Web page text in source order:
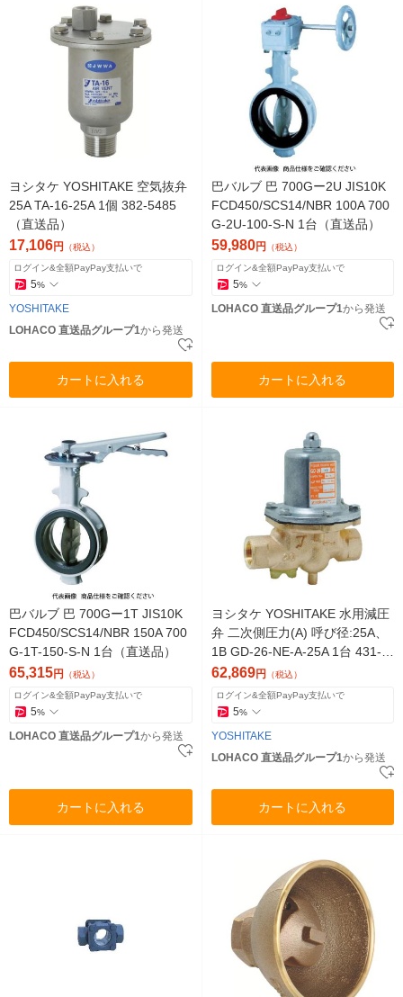
ヨシタケ YOSHITAKE 空気抜弁
25A TA-16-25A 1個 382-5485
（直送品）
17,106円 （税込）
ログイン&全額PayPay支払いで
5%
YOSHITAKE
LOHACO 直送品グループ1から発送
カートに入れる
巴バルブ 巴 700Gー2U JIS10K
FCD450/SCS14/NBR 100A 700
G-2U-100-S-N 1台（直送品）
59,980円 （税込）
ログイン&全額PayPay支払いで
5%
LOHACO 直送品グループ1から発送
カートに入れる
巴バルブ 巴 700Gー1T JIS10K
FCD450/SCS14/NBR 150A 700
G-1T-150-S-N 1台（直送品）
65,315円 （税込）
ログイン&全額PayPay支払いで
5%
LOHACO 直送品グループ1から発送
カートに入れる
ヨシタケ YOSHITAKE 水用減圧
弁 二次側圧力(A) 呼び径:25A、
1B GD-26-NE-A-25A 1台 431-4
832（直送品）
62,869円 （税込）
ログイン&全額PayPay支払いで
5%
YOSHITAKE
LOHACO 直送品グループ1から発送
カートに入れる